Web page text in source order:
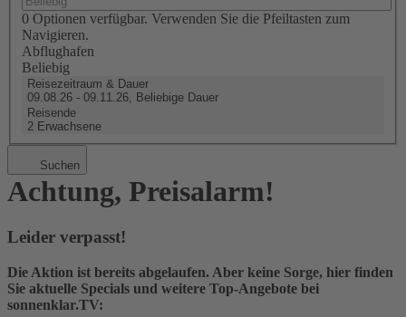
0 Optionen verfügbar. Verwenden Sie die Pfeiltasten zum
Navigieren.
Abflughafen
Beliebig
Reisezeitraum & Dauer
09.08.26 - 09.11.26, Beliebige Dauer
Reisende
2 Erwachsene
Suchen
Achtung, Preisalarm!
Leider verpasst!
Die Aktion ist bereits abgelaufen. Aber keine Sorge, hier finden
Sie aktuelle Specials und weitere Top-Angebote bei
sonnenklar.TV: